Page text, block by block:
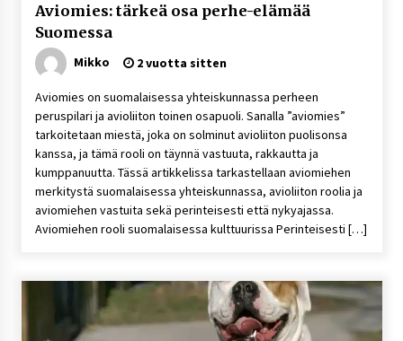
Aviomies: tärkeä osa perhe-elämää
Suomessa
Mikko 2 vuotta sitten
Aviomies on suomalaisessa yhteiskunnassa perheen
peruspilari ja avioliiton toinen osapuoli. Sanalla ”aviomies”
tarkoitetaan miestä, joka on solminut avioliiton puolisonsa
kanssa, ja tämä rooli on täynnä vastuuta, rakkautta ja
kumppanuutta. Tässä artikkelissa tarkastellaan aviomiehen
merkitystä suomalaisessa yhteiskunnassa, avioliiton roolia ja
aviomiehen vastuita sekä perinteisesti että nykyajassa.
Aviomiehen rooli suomalaisessa kulttuurissa Perinteisesti […]